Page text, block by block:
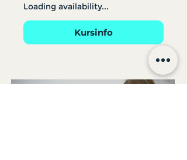
Loading availability...
Kursinfo